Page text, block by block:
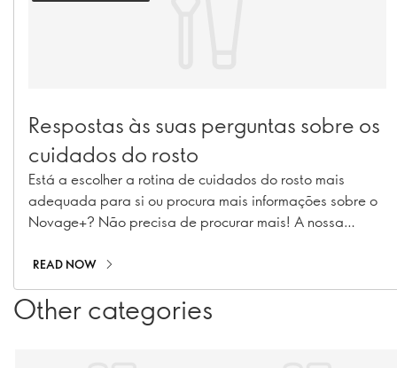
Respostas às suas perguntas sobre os
cuidados do rosto
Está a escolher a rotina de cuidados do rosto mais
adequada para si ou procura mais informações sobre o
Novage+? Não precisa de procurar mais! A nossa
Especialista em Cuidados do Rosto, Caroline
Charpentier, respondeu às suas perguntas mais
prementes sobre Novage+!
READ NOW
Other categories